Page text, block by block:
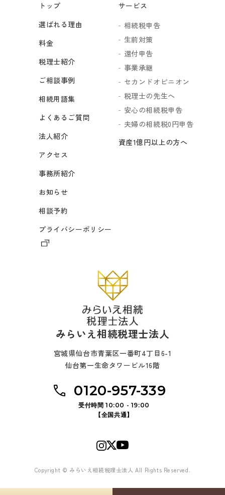
みらいえ相続税理士法人
宮城県仙台市青葉区一番町4丁目6-1
仙台第一生命タワービル16階
0120-957-339
受付時間 10:00 - 19:00
【全国共通】
トップ
選ばれる理由
料金
税理士紹介
ご相談事例
相続用語集
よくあるご質問
法人紹介
アクセス
事務所紹介
お知らせ
相談予約
プライバシーポリシー
サービス
相続税申告
生前対策
還付申告
事業承継
セカンドオピニオン
税理士の先生へ
安心の相続税申告
夫婦の相続税0円申告
資産1億円以上の方へ
Copyright © みらいえ相続税理士法人 All Rights Reserved.